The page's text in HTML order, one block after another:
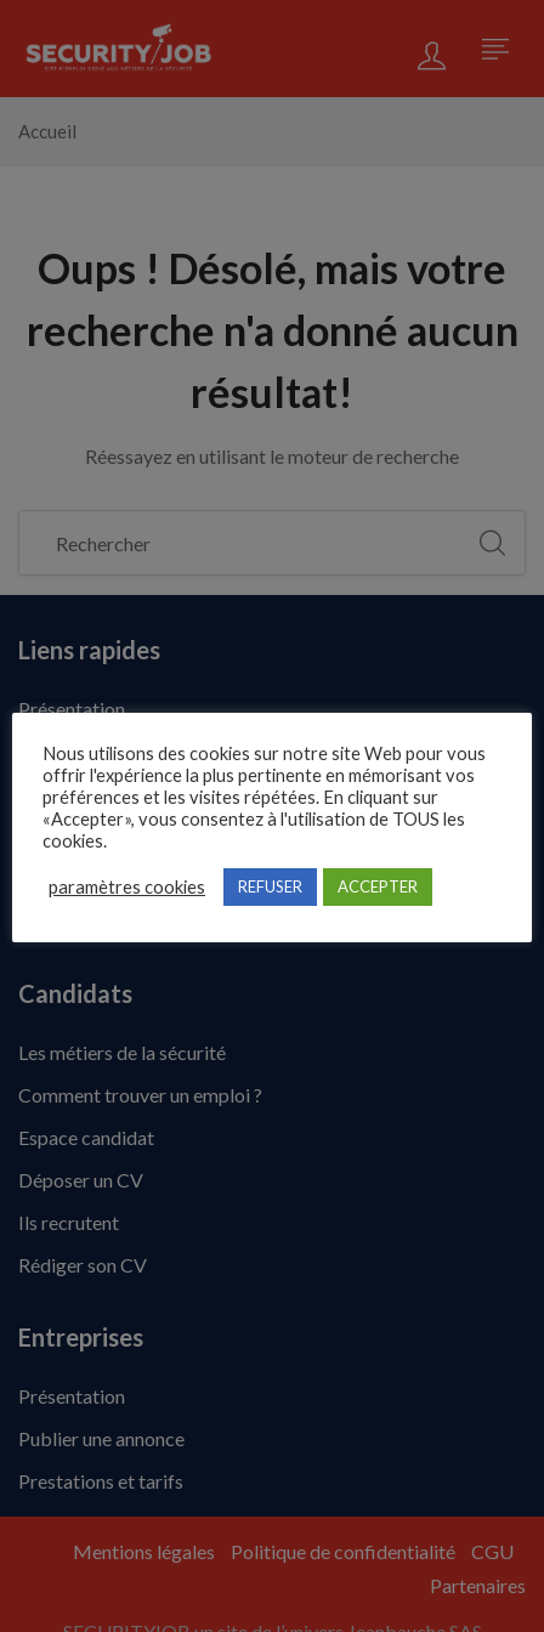
Accueil
Oups ! Désolé, mais votre
recherche n'a donné aucun
résultat!
Réessayez en utilisant le moteur de recherche
Liens rapides
Présentation
Publier une annonce
Offres d’emploi
Questions fréquentes
Blog
Candidats
Les métiers de la sécurité
Comment trouver un emploi ?
Espace candidat
Déposer un CV
Ils recrutent
Rédiger son CV
Entreprises
Présentation
Publier une annonce
Prestations et tarifs
Mentions légales Politique de confidentialité
CGU
Partenaires
Nous utilisons des cookies sur notre site Web pour vous
offrir l'expérience la plus pertinente en mémorisant vos
préférences et les visites répétées. En cliquant sur
«Accepter», vous consentez à l'utilisation de TOUS les
cookies.
paramètres cookies REFUSER ACCEPTER